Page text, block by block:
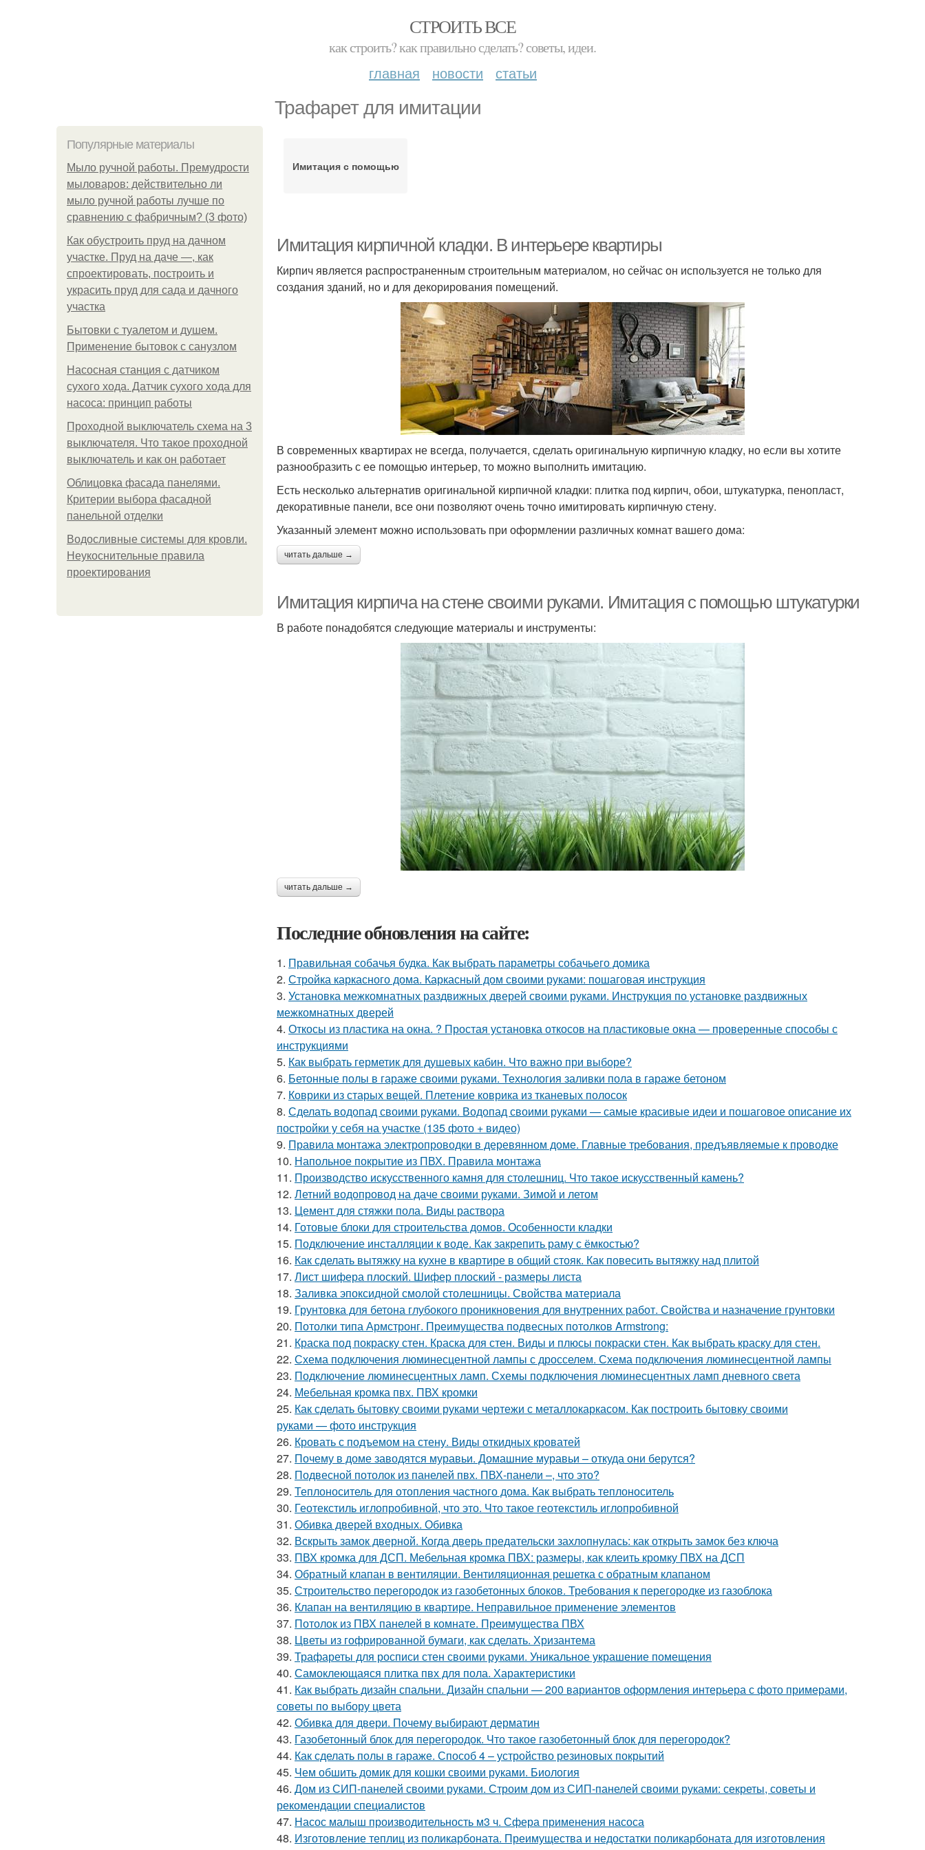
СТРОИТЬ ВСЕ
как строить? как правильно сделать? советы, идеи.
главная новости статьи
Трафарет для имитации
Популярные материалы
Мыло ручной работы. Премудрости
мыловаров: действительно ли
мыло ручной работы лучше по
сравнению с фабричным? (3 фото)
Как обустроить пруд на дачном
участке. Пруд на даче —, как
спроектировать, построить и
украсить пруд для сада и дачного
участка
Бытовки с туалетом и душем.
Применение бытовок с санузлом
Насосная станция с датчиком
сухого хода. Датчик сухого хода для
насоса: принцип работы
Проходной выключатель схема на 3
выключателя. Что такое проходной
выключатель и как он работает
Облицовка фасада панелями.
Критерии выбора фасадной
панельной отделки
Водосливные системы для кровли.
Неукоснительные правила
проектирования
Имитация с помощью
Имитация кирпичной кладки. В интерьере квартиры
Кирпич является распространенным строительным материалом, но сейчас он используется не только для
создания зданий, но и для декорирования помещений.
В современных квартирах не всегда, получается, сделать оригинальную кирпичную кладку, но если вы хотите
разнообразить с ее помощью интерьер, то можно выполнить имитацию.
Есть несколько альтернатив оригинальной кирпичной кладки: плитка под кирпич, обои, штукатурка, пенопласт,
декоративные панели, все они позволяют очень точно имитировать кирпичную стену.
Указанный элемент можно использовать при оформлении различных комнат вашего дома:
читать дальше →
Имитация кирпича на стене своими руками. Имитация с помощью штукатурки
В работе понадобятся следующие материалы и инструменты:
читать дальше →
Последние обновления на сайте:
1. Правильная собачья будка. Как выбрать параметры собачьего домика
2. Стройка каркасного дома. Каркасный дом своими руками: пошаговая инструкция
3. Установка межкомнатных раздвижных дверей своими руками. Инструкция по установке раздвижных
межкомнатных дверей
4. Откосы из пластика на окна. ? Простая установка откосов на пластиковые окна — проверенные способы с
инструкциями
5. Как выбрать герметик для душевых кабин. Что важно при выборе?
6. Бетонные полы в гараже своими руками. Технология заливки пола в гараже бетоном
7. Коврики из старых вещей. Плетение коврика из тканевых полосок
8. Сделать водопад своими руками. Водопад своими руками — самые красивые идеи и пошаговое описание их
постройки у себя на участке (135 фото + видео)
9. Правила монтажа электропроводки в деревянном доме. Главные требования, предъявляемые к проводке
10. Напольное покрытие из ПВХ. Правила монтажа
11. Производство искусственного камня для столешниц. Что такое искусственный камень?
12. Летний водопровод на даче своими руками. Зимой и летом
13. Цемент для стяжки пола. Виды раствора
14. Готовые блоки для строительства домов. Особенности кладки
15. Подключение инсталляции к воде. Как закрепить раму с ёмкостью?
16. Как сделать вытяжку на кухне в квартире в общий стояк. Как повесить вытяжку над плитой
17. Лист шифера плоский. Шифер плоский - размеры листа
18. Заливка эпоксидной смолой столешницы. Свойства материала
19. Грунтовка для бетона глубокого проникновения для внутренних работ. Свойства и назначение грунтовки
20. Потолки типа Армстронг. Преимущества подвесных потолков Armstrong:
21. Краска под покраску стен. Краска для стен. Виды и плюсы покраски стен. Как выбрать краску для стен.
22. Схема подключения люминесцентной лампы с дросселем. Схема подключения люминесцентной лампы
23. Подключение люминесцентных ламп. Схемы подключения люминесцентных ламп дневного света
24. Мебельная кромка пвх. ПВХ кромки
25. Как сделать бытовку своими руками чертежи с металлокаркасом. Как построить бытовку своими
руками — фото инструкция
26. Кровать с подъемом на стену. Виды откидных кроватей
27. Почему в доме заводятся муравьи. Домашние муравьи – откуда они берутся?
28. Подвесной потолок из панелей пвх. ПВХ-панели –, что это?
29. Теплоноситель для отопления частного дома. Как выбрать теплоноситель
30. Геотекстиль иглопробивной, что это. Что такое геотекстиль иглопробивной
31. Обивка дверей входных. Обивка
32. Вскрыть замок дверной. Когда дверь предательски захлопнулась: как открыть замок без ключа
33. ПВХ кромка для ДСП. Мебельная кромка ПВХ: размеры, как клеить кромку ПВХ на ДСП
34. Обратный клапан в вентиляции. Вентиляционная решетка с обратным клапаном
35. Строительство перегородок из газобетонных блоков. Требования к перегородке из газоблока
36. Клапан на вентиляцию в квартире. Неправильное применение элементов
37. Потолок из ПВХ панелей в комнате. Преимущества ПВХ
38. Цветы из гофрированной бумаги, как сделать. Хризантема
39. Трафареты для росписи стен своими руками. Уникальное украшение помещения
40. Самоклеющаяся плитка пвх для пола. Характеристики
41. Как выбрать дизайн спальни. Дизайн спальни — 200 вариантов оформления интерьера с фото примерами,
советы по выбору цвета
42. Обивка для двери. Почему выбирают дерматин
43. Газобетонный блок для перегородок. Что такое газобетонный блок для перегородок?
44. Как сделать полы в гараже. Способ 4 – устройство резиновых покрытий
45. Чем обшить домик для кошки своими руками. Биология
46. Дом из СИП-панелей своими руками. Строим дом из СИП-панелей своими руками: секреты, советы и
рекомендации специалистов
47. Насос малыш производительность м3 ч. Сфера применения насоса
48. Изготовление теплиц из поликарбоната. Преимущества и недостатки поликарбоната для изготовления